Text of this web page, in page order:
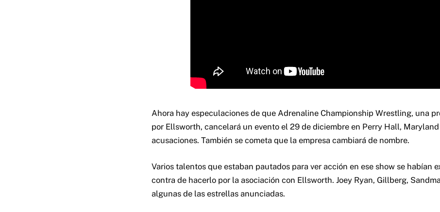
Ahora hay especulaciones de que Adrenaline Championship Wrestling, una
por Ellsworth, cancelará un evento el 29 de diciembre en Perry Hall,
acusaciones. También se cometa que la empresa cambiará de nombre.
Varios talentos que estaban pautados para ver acción en ese show se habían
contra de hacerlo por la asociación con Ellsworth. Joey Ryan, Gillberg,
algunas de las estrellas anunciadas.